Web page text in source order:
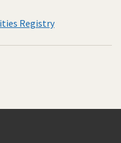
Registry